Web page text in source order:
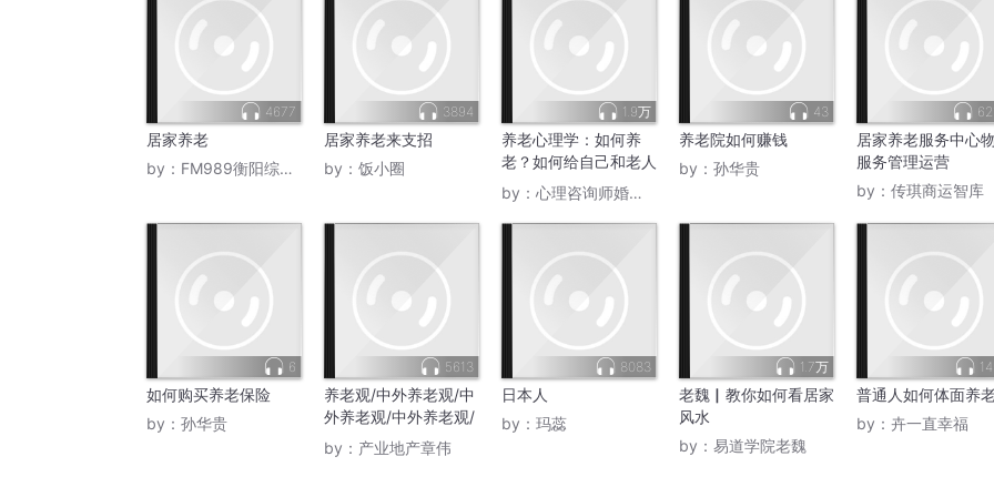
4677
居家养老
by： FM989衡阳综合广播
3894
居家养老来支招
by： 饭小圈
1.9万
养老心理学：如何养
老？如何给自己和老人
安排养老？
by： 心理咨询师婚姻咨询师
43
养老院如何赚钱
by： 孙华贵
居家养老服务中心
服务管理运营
by： 传琪商运智库
6
如何购买养老保险
by： 孙华贵
5613
养老观/中外养老观/中
外养老观/中外养老观/
中外
by： 产业地产章伟
8083
日本人
by： 玛蕊
1.7万
老魏▏教你如何看居家
风水
by： 易道学院老魏
普通人如何体面养
by： 卉一直幸福